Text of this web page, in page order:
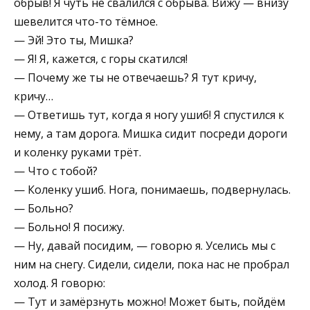
шевелится что-то тёмное.
— Эй! Это ты, Мишка?
— Я! Я, кажется, с горы скатился!
— Почему же ты не отвечаешь? Я тут кричу,
кричу…
— Ответишь тут, когда я ногу ушиб! Я спустился к
нему, а там дорога. Мишка сидит посреди дороги
и коленку руками трёт.
— Что с тобой?
— Коленку ушиб. Нога, понимаешь, подвернулась.
— Больно?
— Больно! Я посижу.
— Ну, давай посидим, — говорю я. Уселись мы с
ним на снегу. Сидели, сидели, пока нас не пробрал
холод. Я говорю:
— Тут и замёрзнуть можно! Может быть, пойдём